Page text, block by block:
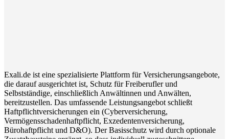
Exali.de ist eine spezialisierte Plattform für Versicherungsangebote,
die darauf ausgerichtet ist, Schutz für Freiberufler und
Selbstständige, einschließlich Anwältinnen und Anwälten,
bereitzustellen. Das umfassende Leistungsangebot schließt
Haftpflichtversicherungen ein (Cyberversicherung,
Vermögensschadenhaftpflicht, Exzedentenversicherung,
Bürohaftpflicht und D&O). Der Basisschutz wird durch optionale